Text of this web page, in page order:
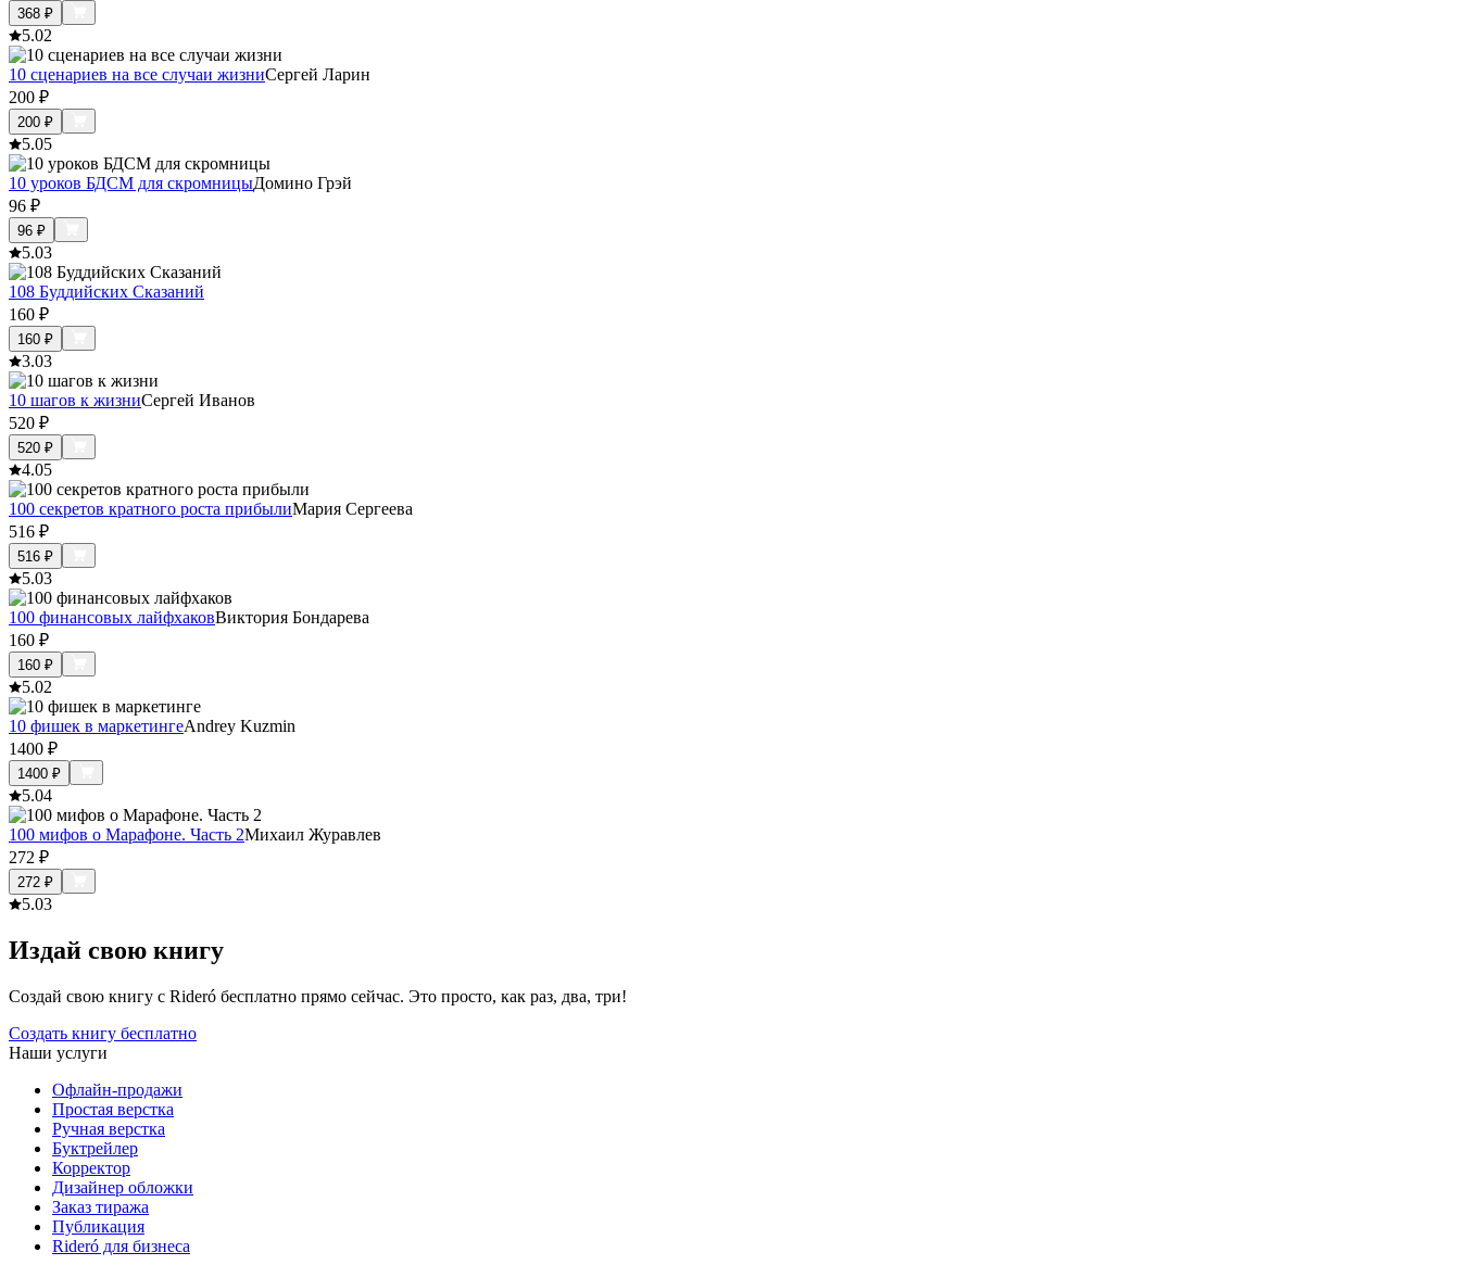
368 ₽
5.02
10 сценариев на все случаи жизниСергей Ларин
200 ₽
200 ₽
5.05
10 уроков БДСМ для скромницыДомино Грэй
96 ₽
96 ₽
5.03
108 Буддийских Сказаний
160 ₽
160 ₽
3.03
10 шагов к жизниСергей Иванов
520 ₽
520 ₽
4.05
100 секретов кратного роста прибылиМария Сергеева
516 ₽
516 ₽
5.03
100 финансовых лайфхаковВиктория Бондарева
160 ₽
160 ₽
5.02
10 фишек в маркетингеAndrey Kuzmin
1400 ₽
1400 ₽
5.04
100 мифов о Марафоне. Часть 2Михаил Журавлев
272 ₽
272 ₽
5.03
Издай свою книгу
Создай свою книгу с Rideró бесплатно прямо сейчас. Это просто, как раз, два, три!
Создать книгу бесплатно
Наши услуги
Офлайн-продажи
Простая верстка
Ручная верстка
Буктрейлер
Корректор
Дизайнер обложки
Заказ тиража
Публикация
Rideró для бизнеса